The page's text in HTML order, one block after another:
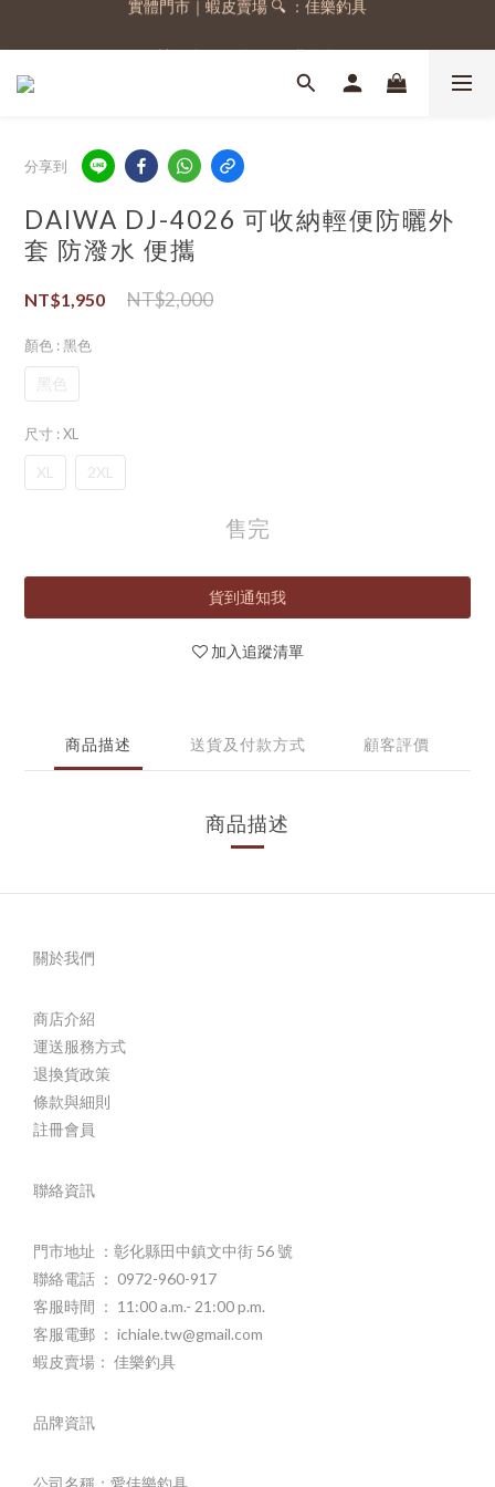
註冊會員，送 50 元購物金
分享到
DAIWA DJ-4026 可收納輕便防曬外
套 防潑水 便攜
NT$1,950 NT$2,000
顏色 : 黑色
黑色
尺寸 : XL
XL 2XL
售完
貨到通知我
加入追蹤清單
商品描述 送貨及付款方式 顧客評價
商品描述
關於我們
商店介紹
運送服務方式
退換貨政策
條款與細則
註冊會員
聯絡資訊
門市地址 ：彰化縣田中鎮文中街 56 號
聯絡電話 ： 0972-960-917
客服時間 ： 11:00 a.m.- 21:00 p.m.
客服電郵 ： ichiale.tw@gmail.com
蝦皮賣場： 佳樂釣具
品牌資訊
公司名稱：愛佳樂釣具